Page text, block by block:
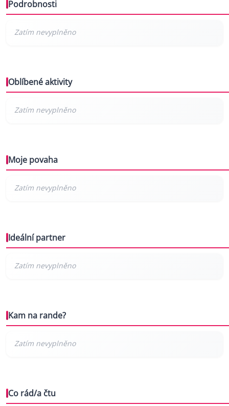
Podrobnosti
Oblíbené aktivity
Moje povaha
Ideální partner
Kam na rande?
Co rád/a čtu